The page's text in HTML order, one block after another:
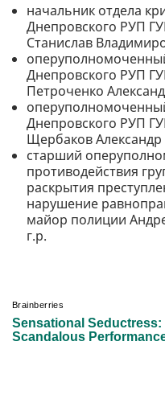
начальник отдела
Днепровского РУП
Станислав
Днепровского РУП
Петроченко
Днепровского РУП
Щербаков
старший
противодействия
раскрытия
нарушение
майор полиции
г.р.